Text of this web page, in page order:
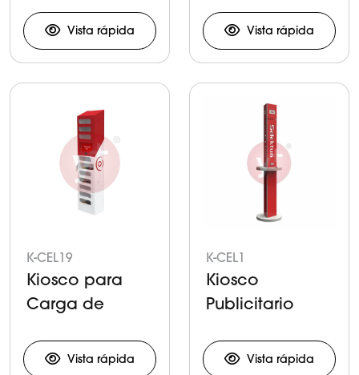
Vista rápida
móviles en
exterior
Vista rápida
K-CEL19
Kiosco para
Carga de
TabletasVista rápida
K-CEL1
Kiosco
Publicitario
Celulares y
Vista rápida